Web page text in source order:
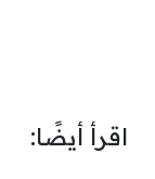
اقرأ أيضًا: